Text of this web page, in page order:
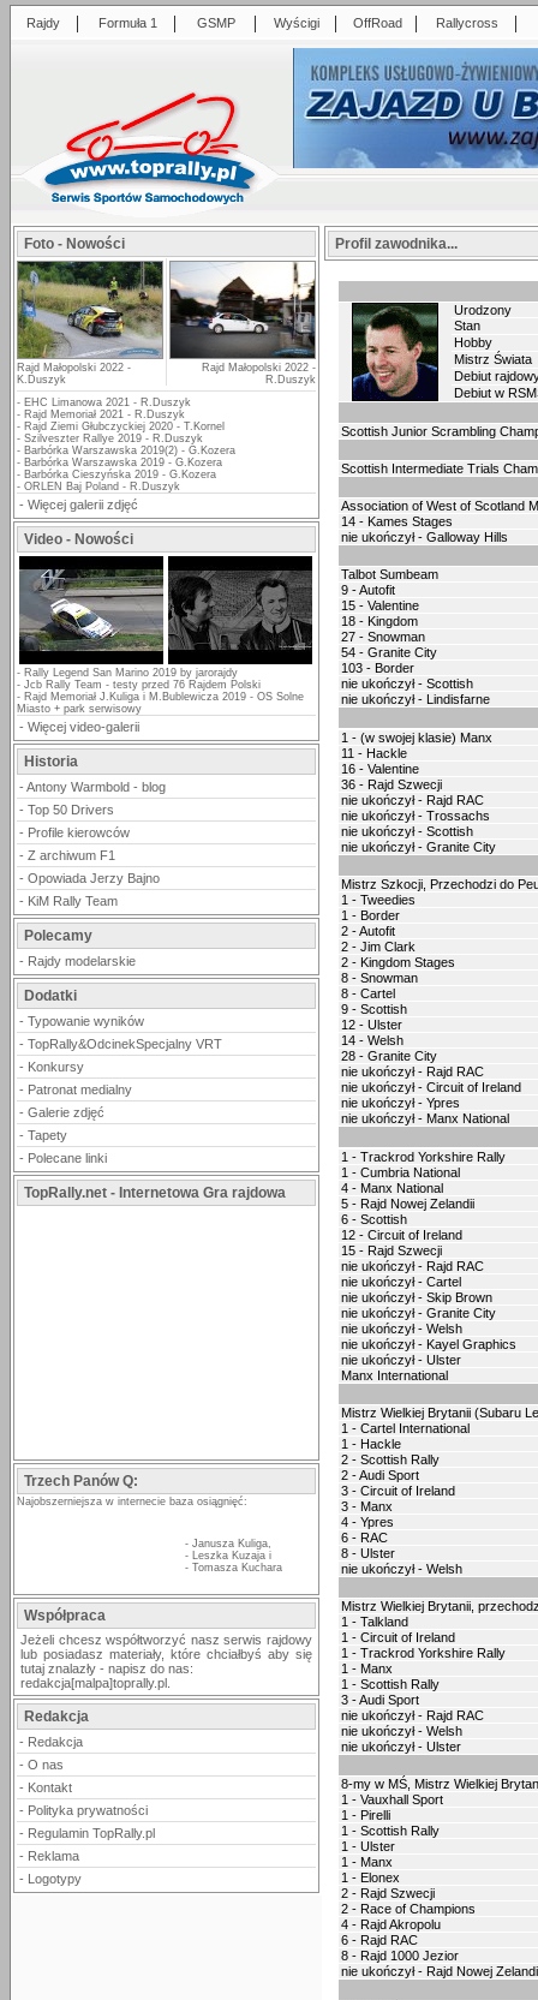
Rajdy | Formuła 1 | GSMP | Wyścigi | OffRoad | Rallycross |
Foto - Nowości
Rajd Małopolski 2022 -
K.Duszyk
Rajd Małopolski 2022 -
R.Duszyk
- EHC Limanowa 2021 - R.Duszyk
- Rajd Memoriał 2021 - R.Duszyk
- Rajd Ziemi Głubczyckiej 2020 - T.Kornel
- Szilveszter Rallye 2019 - R.Duszyk
- Barbórka Warszawska 2019(2) - G.Kozera
- Barbórka Warszawska 2019 - G.Kozera
- Barbórka Cieszyńska 2019 - G.Kozera
- ORLEN Baj Poland - R.Duszyk
- Więcej galerii zdjęć
Video - Nowości
- Rally Legend San Marino 2019 by jarorajdy
- Jcb Rally Team - testy przed 76 Rajdem Polski
- Rajd Memoriał J.Kuliga i M.Bublewicza 2019 - OS Solne
Miasto + park serwisowy
- Więcej video-galerii
Historia
- Antony Warmbold - blog
- Top 50 Drivers
- Profile kierowców
- Z archiwum F1
- Opowiada Jerzy Bajno
- KiM Rally Team
Polecamy
- Rajdy modelarskie
Dodatki
- Typowanie wyników
- TopRally&OdcinekSpecjalny VRT
- Konkursy
- Patronat medialny
- Galerie zdjęć
- Tapety
- Polecane linki
TopRally.net - Internetowa Gra rajdowa
Trzech Panów Q:
Najobszerniejsza w internecie baza osiągnięć:
- Janusza Kuliga,
- Leszka Kuzaja i
- Tomasza Kuchara
Współpraca
Jeżeli chcesz współtworzyć nasz serwis rajdowy
lub posiadasz materiały, które chciałbyś aby się
tutaj znalazły - napisz do nas:
redakcja[malpa]toprally.pl.
Redakcja
- Redakcja
- O nas
- Kontakt
- Polityka prywatności
- Regulamin TopRally.pl
- Reklama
- Logotypy
Profil zawodnika...
Urodzony
Stan
Hobby
Mistrz Świata
Debiut
Debiut w
Scottish Junior Scrambling
Scottish Intermediate Trials
Association of West of Scotland
14 - Kames Stages
nie ukończył - Galloway Hills
Talbot Sumbeam
9 - Autofit
15 - Valentine
18 - Kingdom
27 - Snowman
54 - Granite City
103 - Border
nie ukończył - Scottish
nie ukończył - Lindisfarne
1 - (w swojej klasie) Manx
11 - Hackle
16 - Valentine
36 - Rajd Szwecji
nie ukończył - Rajd RAC
nie ukończył - Trossachs
nie ukończył - Scottish
nie ukończył - Granite City
Mistrz Szkocji, Przechodzi do
1 - Tweedies
1 - Border
2 - Autofit
2 - Jim Clark
2 - Kingdom Stages
8 - Snowman
8 - Cartel
9 - Scottish
12 - Ulster
14 - Welsh
28 - Granite City
nie ukończył - Rajd RAC
nie ukończył - Circuit of Ireland
nie ukończył - Ypres
nie ukończył - Manx National
1 - Trackrod Yorkshire Rally
1 - Cumbria National
4 - Manx National
5 - Rajd Nowej Zelandii
6 - Scottish
12 - Circuit of Ireland
15 - Rajd Szwecji
nie ukończył - Rajd RAC
nie ukończył - Cartel
nie ukończył - Skip Brown
nie ukończył - Granite City
nie ukończył - Welsh
nie ukończył - Kayel Graphics
nie ukończył - Ulster
Manx International
Mistrz Wielkiej Brytanii (Subaru
1 - Cartel International
1 - Hackle
2 - Scottish Rally
2 - Audi Sport
3 - Circuit of Ireland
3 - Manx
4 - Ypres
6 - RAC
8 - Ulster
nie ukończył - Welsh
Mistrz Wielkiej Brytanii,
1 - Talkland
1 - Circuit of Ireland
1 - Trackrod Yorkshire Rally
1 - Manx
1 - Scottish Rally
3 - Audi Sport
nie ukończył - Rajd RAC
nie ukończył - Welsh
nie ukończył - Ulster
8-my w MŚ, Mistrz Wielkiej
1 - Vauxhall Sport
1 - Pirelli
1 - Scottish Rally
1 - Ulster
1 - Manx
1 - Elonex
2 - Rajd Szwecji
2 - Race of Champions
4 - Rajd Akropolu
6 - Rajd RAC
8 - Rajd 1000 Jezior
nie ukończył - Rajd Nowej